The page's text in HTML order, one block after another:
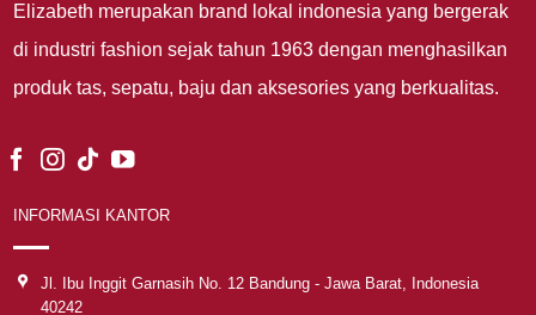
Elizabeth merupakan brand lokal indonesia yang bergerak
di industri fashion sejak tahun 1963 dengan menghasilkan
produk tas, sepatu, baju dan aksesories yang berkualitas.
INFORMASI KANTOR
Jl. Ibu Inggit Garnasih No. 12 Bandung - Jawa Barat, Indonesia
40242